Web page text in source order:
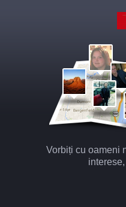
Vorbiți cu oameni